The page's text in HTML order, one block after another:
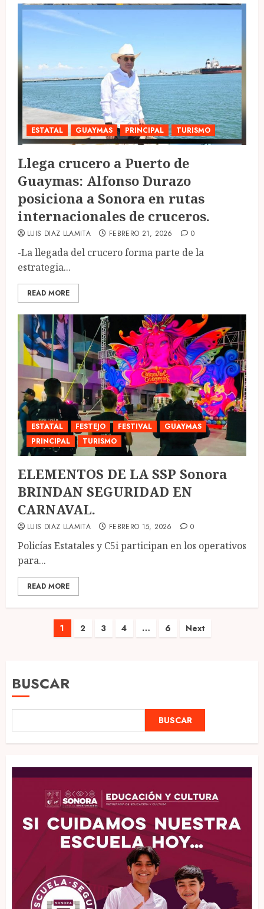
ESTATAL GUAYMAS PRINCIPAL TURISMO
Llega crucero a Puerto de
Guaymas: Alfonso Durazo
posiciona a Sonora en rutas
internacionales de cruceros.
LUIS DIAZ LLAMITA FEBRERO 21, 2026 0
-La llegada del crucero forma parte de la
estrategia...
READ MORE
ESTATAL FESTEJO FESTIVAL
GUAYMAS
PRINCIPAL
TURISMO
ELEMENTOS DE LA SSP Sonora
BRINDAN SEGURIDAD EN
CARNAVAL.
LUIS DIAZ LLAMITA FEBRERO 15, 2026 0
Policías Estatales y C5i participan en los operativos
para...
READ MORE
Paginación
entradas
1 2 3 4 … 6 Next
BUSCAR
BUSCAR